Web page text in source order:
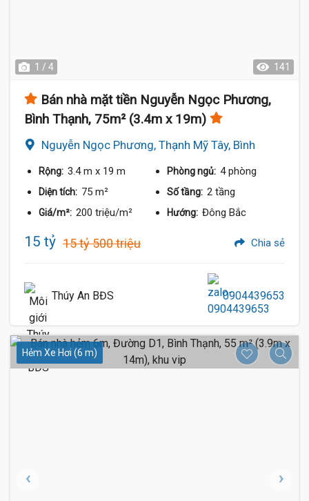
1 / 4 141
Bán nhà mặt tiền Nguyễn Ngọc Phương,
Bình Thạnh, 75m² (3.4m x 19m)
Nguyễn Ngọc Phương, Thạnh Mỹ Tây, Bình
Rộng: 3.4 m x 19 m Phòng ngủ: 4 phòng
Diện tích: 75 m² Số tầng: 2 tầng
Giá/m²: 200 triệu/m² Hướng: Đông Bắc
15 tỷ 15 tỷ 500 triệu Chia sẻ
Thúy An BĐS 0904439653
Hẻm Xe Hơi (6 m)